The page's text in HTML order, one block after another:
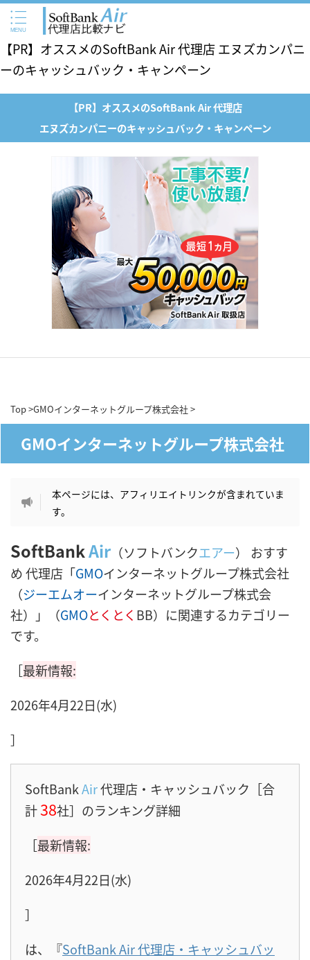
【PR】オススメのSoftBank Air 代理店 エヌズカンパニ
ーのキャッシュバック・キャンペーン
【PR】オススメのSoftBank Air 代理店
エヌズカンパニーのキャッシュバック・キャンペーン
Top>GMOインターネットグループ株式会社>
GMOインターネットグループ株式会社
本ページには、アフィリエイトリンクが含まれていま
す。
SoftBankAir （ソフトバンクエアー） おすす
め 代理店「GMOインターネットグループ株式会社
（ジーエムオーインターネットグループ株式会
社）」（GMOとくとく BB）に関連するカテゴリー
です。
［最新情報:
2026年4月22日(水)
］
SoftBankAir代理店・キャッシュバック［合
計38社］のランキング詳細
［最新情報:
2026年4月22日(水)
］
は、『SoftBank Air 代理店・キャッシュバッ